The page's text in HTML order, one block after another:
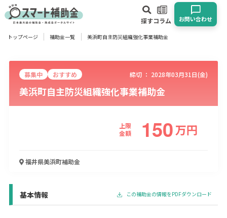
探すコラム お問い合わせ
対象
企業 団体 個人 その他
エリア
物流・運輸業 製造業
宿泊･旅館業
トップページ 補助金一覧 美浜町自主防災組織強化事業補助金
募集中 おすすめ 締切 ： 2028年03月31日(金)
美浜町自主防災組織強化事業補助金
上限
金額
150万円
福井県美浜町補助金
基本情報 この補助金の情報をPDFダウンロード